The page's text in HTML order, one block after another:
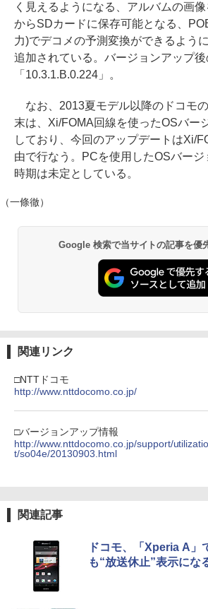
く見えるようになる、アルバムの画
からSDカードに保存可能となる、
力)でデコメの予測変換ができるよう
追加されている。バージョンアップ
「10.3.1.B.0.224」。
なお、2013夏モデル以降のドコモ
末は、Xi/FOMA回線を使ったOSバー
しており、今回のアップデートはXi/
由で行なう。PCを使用したOSバー
時期は未定としている。
（一條徹）
Google 検索で当サイトの記事を優
関連リンク
□NTTドコモ
http://www.nttdocomo.co.jp/
□バージョンアップ情報
http://www.nttdocomo.co.jp/support/
t/so04e/20130903.html
関連記事
ドコモ、「Xperia A」
も“放送休止”表示にな